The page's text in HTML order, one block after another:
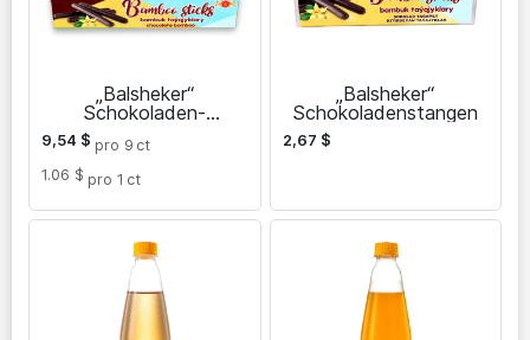
„Balsheker“
Schokoladen-
Bambusstäbchen
9,54 $ pro 9 ct
1.06 $ pro 1 ct
„Balsheker“
Schokoladenstangen
2,67 $